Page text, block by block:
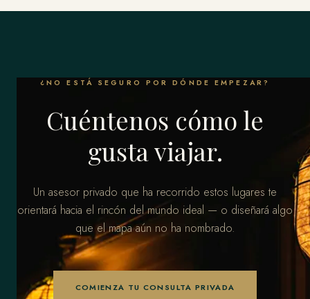
¿NO ESTÁ SEGURO POR DÓNDE EMPEZAR?
Cuéntenos cómo le
gusta viajar.
Un asesor privado que ha recorrido estos lugares te
orientará hacia el rincón del mundo ideal — o diseñará algo
que el mapa aún no ha nombrado.
COMIENZA TU CONSULTA PRIVADA